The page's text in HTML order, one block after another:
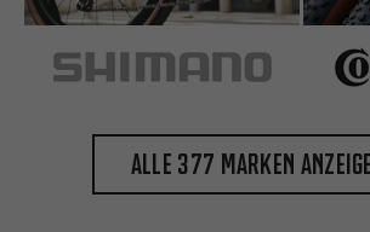
Alle 377 Marken